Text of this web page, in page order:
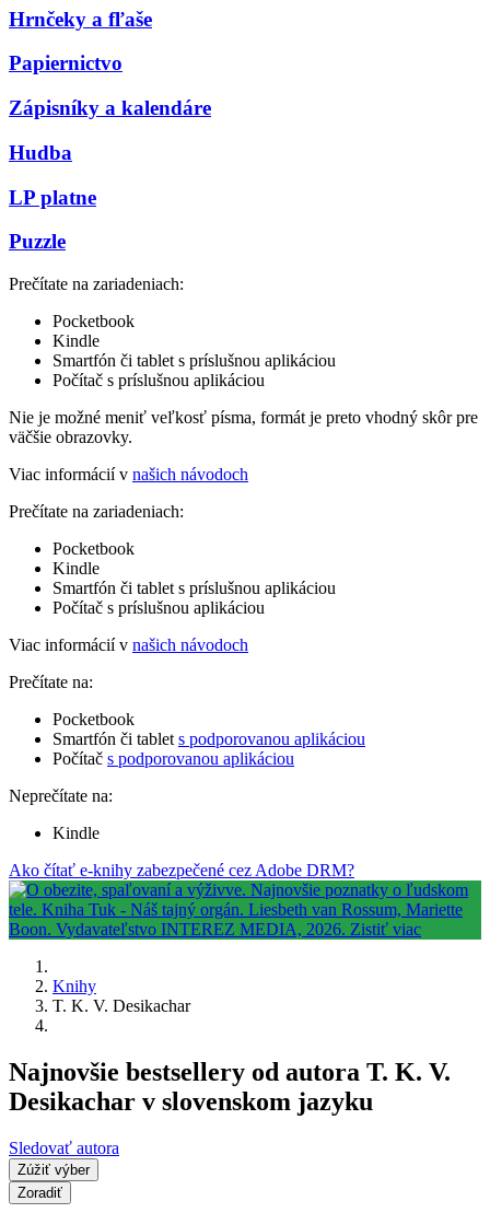
Hrnčeky a fľaše
Papiernictvo
Zápisníky a kalendáre
Hudba
LP platne
Puzzle
Prečítate na zariadeniach:
Pocketbook
Kindle
Smartfón či tablet s príslušnou aplikáciou
Počítač s príslušnou aplikáciou
Nie je možné meniť veľkosť písma, formát je preto vhodný skôr pre
väčšie obrazovky.
Viac informácií v našich návodoch
Prečítate na zariadeniach:
Pocketbook
Kindle
Smartfón či tablet s príslušnou aplikáciou
Počítač s príslušnou aplikáciou
Viac informácií v našich návodoch
Prečítate na:
Pocketbook
Smartfón či tablet s podporovanou aplikáciou
Počítač s podporovanou aplikáciou
Neprečítate na:
Kindle
Ako čítať e-knihy zabezpečené cez Adobe DRM?
Knihy
T. K. V. Desikachar
Najnovšie bestsellery od autora T. K. V.
Desikachar v slovenskom jazyku
Sledovať autora
Zúžiť výber
Zoradiť